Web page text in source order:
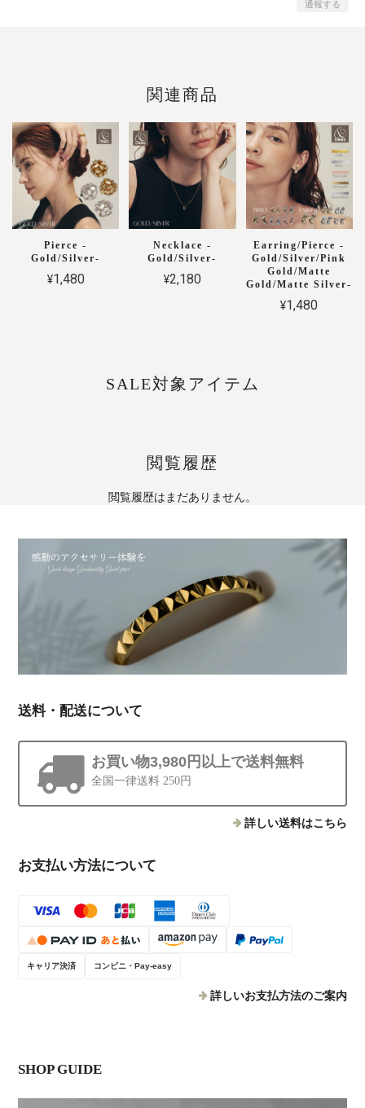
通報する
関連商品
Pierce -
Gold/Silver-
¥1,480
Necklace -
Gold/Silver-
¥2,180
Earring/Pierce -
Gold/Silver/Pink
Gold/Matte
Gold/Matte Silver-
¥1,480
SALE対象アイテム
閲覧履歴
閲覧履歴はまだありません。
送料・配送について
お買い物3,980円以上で送料無料
全国一律送料 250円
詳しい送料はこちら
お支払い方法について
キャリア決済 コンビニ・Pay-easy
詳しいお支払方法のご案内
SHOP GUIDE